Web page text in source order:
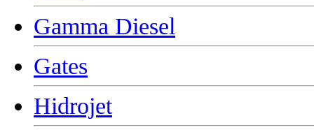
Gamma Diesel
Gates
Hidrojet